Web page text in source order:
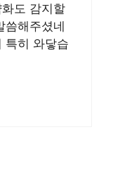
도 감지할
씀해주셨네
특히 와닿습